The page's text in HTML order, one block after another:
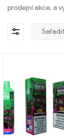
prodejní akce, a